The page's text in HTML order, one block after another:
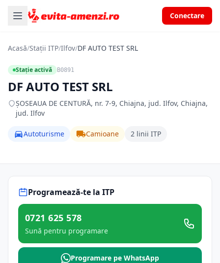
Conectare
Acasă/Stații ITP/Ilfov/DF AUTO TEST SRL
Stație activă B0891
DF AUTO TEST SRL
ŞOSEAUA DE CENTURĂ, nr. 7-9, Chiajna, jud. Ilfov, Chiajna,
jud. Ilfov
Autoturisme Camioane 2 linii ITP
Programează-te la ITP
0721 625 578
Sună pentru programare
Programare pe WhatsApp